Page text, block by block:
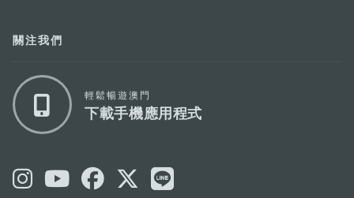
關注我們
輕鬆暢遊澳門
下載手機應用程式